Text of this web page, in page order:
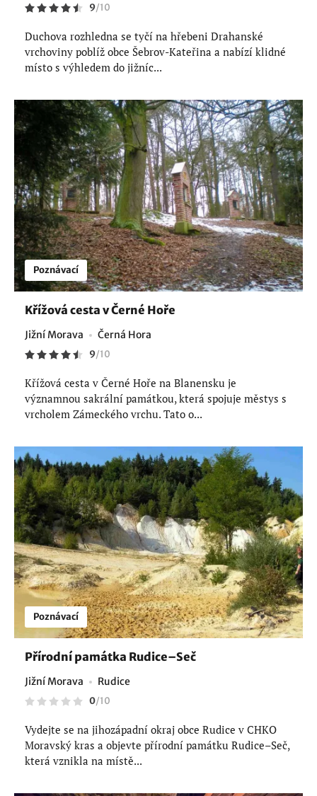
9/10
Duchova rozhledna se tyčí na hřebeni Drahanské
vrchoviny poblíž obce Šebrov-Kateřina a nabízí klidné
místo s výhledem do jižníc...
Poznávací
Křížová cesta v Černé Hoře
Jižní Morava Černá Hora
9/10
Křížová cesta v Černé Hoře na Blanensku je
významnou sakrální památkou, která spojuje městys s
vrcholem Zámeckého vrchu. Tato o...
Poznávací
Přírodní památka Rudice–Seč
Jižní Morava Rudice
0/10
Vydejte se na jihozápadní okraj obce Rudice v CHKO
Moravský kras a objevte přírodní památku Rudice–Seč,
která vznikla na místě...